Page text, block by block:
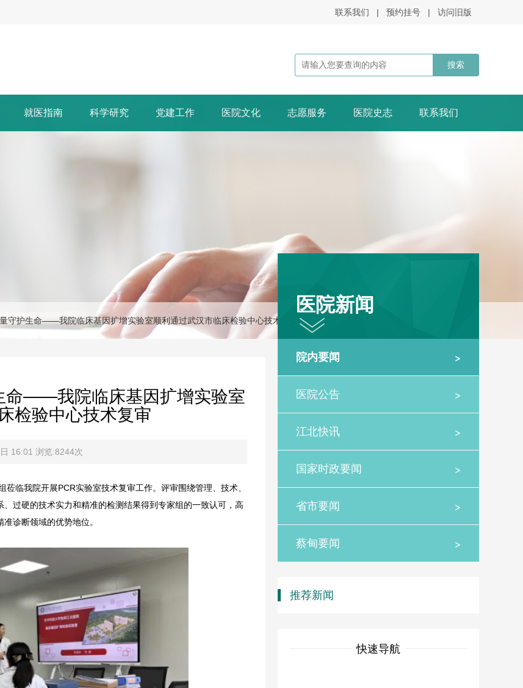
联系我们 | 预约挂号 | 访问旧版
就医指南 科学研究 党建工作 医院文化 志愿服务 医院史志 联系我们
守护生命——我院临床基因扩增实验室顺利通过武汉市临床检验中心技术复审
医院新闻
>
院内要闻
>
医院公告
>
江北快讯
>
国家时政要闻
>
省市要闻
>
蔡甸要闻
推荐新闻
快速导航
命——我院临床基因扩增实验室
检验中心技术复审
16:01 浏览:8244次
临我院开展PCR实验室技术复审工作。评审围绕管理、技术、
过硬的技术实力和精准的检测结果得到专家组的一致认可，高
诊断领域的优势地位。